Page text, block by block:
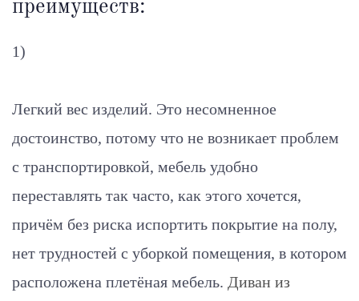
преимуществ:
1)
Легкий вес изделий. Это несомненное
достоинство, потому что не возникает проблем
с транспортировкой, мебель удобно
переставлять так часто, как этого хочется,
причём без риска испортить покрытие на полу,
нет трудностей с уборкой помещения, в котором
расположена плетёная мебель. Диван из